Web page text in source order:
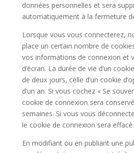
données personnelles et sera
automatiquement à la fermeture
Lorsque vous vous connecterez,
place un certain nombre de
vos informations de connexion et
d’écran. La durée de vie d’un
de deux jours, celle d’un cookie
d’un an. Si vous cochez « Se
cookie de connexion sera
semaines. Si vous vous
le cookie de connexion sera effacé.
En modifiant ou en publiant une